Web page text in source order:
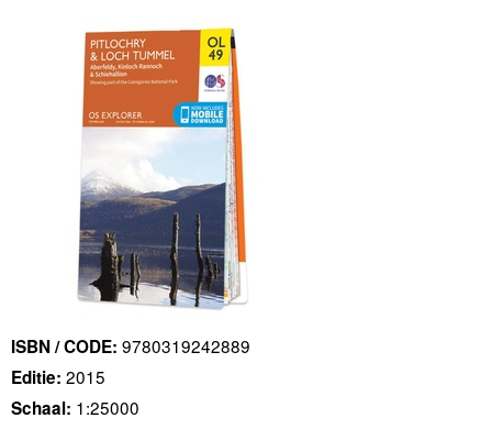
ISBN / CODE: 9780319242889
Editie: 2015
Schaal: 1:25000